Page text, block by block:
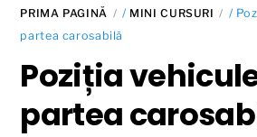
PRIMA PAGINĂ / MINI CURSURI
/
partea carosabilă
Poziția
partea